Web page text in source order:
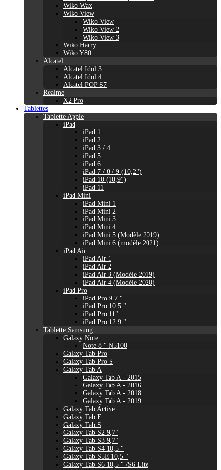
Wiko Wax
Wiko View
Wiko View
Wiko View 2
Wiko View 3
Wiko Harry
Wiko Y80
Alcatel
Alcatel Idol 3
Alcatel Idol 4
Alcatel POP S7
Realme
X2 Pro
Tablettes
Tablette Apple
iPad
iPad 1
iPad 2
iPad 3 / 4
iPad 5
iPad 6
iPad 7 / 8 / 9 (10,2")
iPad 10 (10,9'')
iPad 11
iPad Mini
iPad Mini 1
iPad Mini 2
iPad Mini 3
iPad Mini 4
iPad Mini 5 (Modèle 2019)
iPad Mini 6 (modèle 2021)
iPad Air
iPad Air 1
iPad Air 2
iPad Air 3 (Modèle 2019)
iPad Air 4 (Modèle 2020)
iPad Pro
iPad Pro 9.7 "
iPad Pro 10.5 "
iPad Pro 11"
iPad Pro 12.9 "
Tablette Samsung
Galaxy Note
Note 8 " N5100
Galaxy Tab Pro
Galaxy Tab Pro S
Galaxy Tab A
Galaxy Tab A - 2015
Galaxy Tab A - 2016
Galaxy Tab A - 2018
Galaxy Tab A - 2019
Galaxy Tab Active
Galaxy Tab E
Galaxy Tab S
Galaxy Tab S2 9,7"
Galaxy Tab S3 9,7"
Galaxy Tab S4 10,5 "
Galaxy Tab S5E 10,5 "
Galaxy Tab S6 10,5 " /S6 Lite